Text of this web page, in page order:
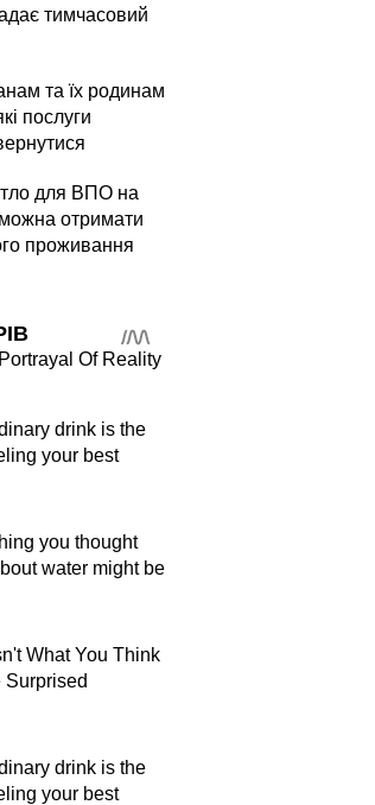
тимчасовий
та їх родинам
послуги
для ВПО на
отримати
проживання
Of Reality
drink is the
your best
you thought
water might be
What You Think
drink is the
your best